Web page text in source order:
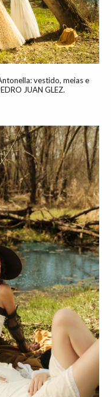
vestido, meias e
JUAN GLEZ.